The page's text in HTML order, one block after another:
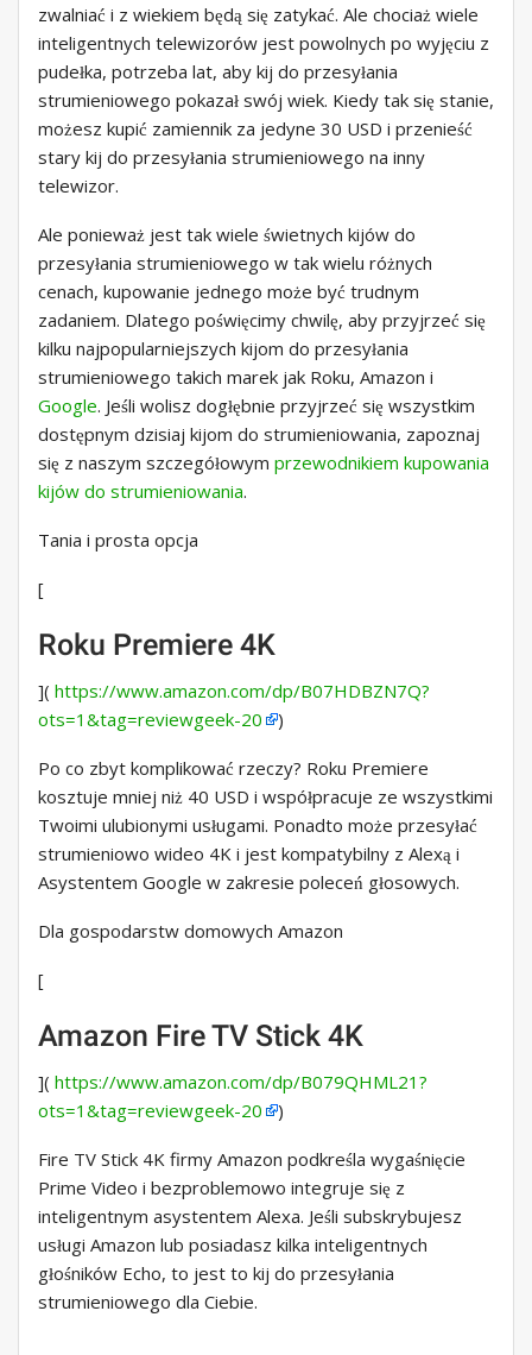
zwalniać i z wiekiem będą się zatykać. Ale chociaż wiele
inteligentnych telewizorów jest powolnych po wyjęciu z
pudełka, potrzeba lat, aby kij do przesyłania
strumieniowego pokazał swój wiek. Kiedy tak się stanie,
możesz kupić zamiennik za jedyne 30 USD i przenieść
stary kij do przesyłania strumieniowego na inny
telewizor.
Ale ponieważ jest tak wiele świetnych kijów do
przesyłania strumieniowego w tak wielu różnych
cenach, kupowanie jednego może być trudnym
zadaniem. Dlatego poświęcimy chwilę, aby przyjrzeć się
kilku najpopularniejszych kijom do przesyłania
strumieniowego takich marek jak Roku, Amazon i
Google. Jeśli wolisz dogłębnie przyjrzeć się wszystkim
dostępnym dzisiaj kijom do strumieniowania, zapoznaj
się z naszym szczegółowym przewodnikiem kupowania
kijów do strumieniowania.
Tania i prosta opcja
[
Roku Premiere 4K
]( https://www.amazon.com/dp/B07HDBZN7Q?
ots=1&tag=reviewgeek-20
)
Po co zbyt komplikować rzeczy? Roku Premiere
kosztuje mniej niż 40 USD i współpracuje ze wszystkimi
Twoimi ulubionymi usługami. Ponadto może przesyłać
strumieniowo wideo 4K i jest kompatybilny z Alexą i
Asystentem Google w zakresie poleceń głosowych.
Dla gospodarstw domowych Amazon
[
Amazon Fire TV Stick 4K
]( https://www.amazon.com/dp/B079QHML21?
ots=1&tag=reviewgeek-20
)
Fire TV Stick 4K firmy Amazon podkreśla wygaśnięcie
Prime Video i bezproblemowo integruje się z
inteligentnym asystentem Alexa. Jeśli subskrybujesz
usługi Amazon lub posiadasz kilka inteligentnych
głośników Echo, to jest to kij do przesyłania
strumieniowego dla Ciebie.